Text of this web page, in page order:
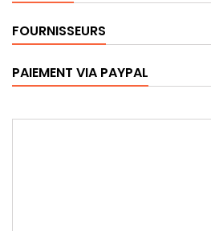
FOURNISSEURS
PAIEMENT VIA PAYPAL